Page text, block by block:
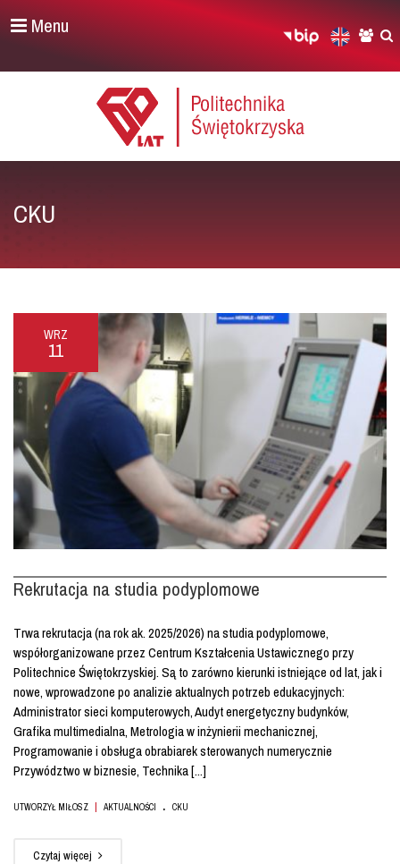
Menu
CKU
WRZ
11
Rekrutacja na studia podyplomowe
Trwa rekrutacja (na rok ak. 2025/2026) na studia podyplomowe,
współorganizowane przez Centrum Kształcenia Ustawicznego przy
Politechnice Świętokrzyskiej. Są to zarówno kierunki istniejące od lat, jak i
nowe, wprowadzone po analizie aktualnych potrzeb edukacyjnych:
Administrator sieci komputerowych, Audyt energetyczny budynków,
Grafika multimedialna, Metrologia w inżynierii mechanicznej,
Programowanie i obsługa obrabiarek sterowanych numerycznie
Przywództwo w biznesie, Technika [...]
UTWORZYŁ MIŁOSZ | AKTUALNOŚCI . CKU
Czytaj więcej